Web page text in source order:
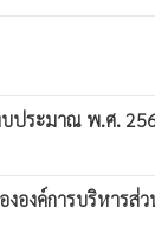
ประมาณ พ.ศ.
งองค์การบริหา